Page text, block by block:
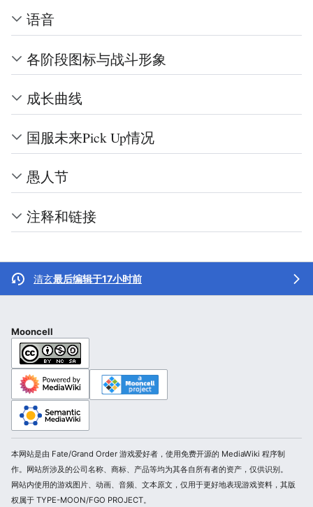
语音
各阶段图标与战斗形象
成长曲线
国服未来Pick Up情况
愚人节
注释和链接
清玄最后编辑于17小时前
Mooncell
本网站是由 Fate/Grand Order 游戏爱好者，使用免费开源的 MediaWiki 程序制
作。网站所涉及的公司名称、商标、产品等均为其各自所有者的资产，仅供识别。
网站内使用的游戏图片、动画、音频、文本原文，仅用于更好地表现游戏资料，其版
权属于 TYPE-MOON/FGO PROJECT。